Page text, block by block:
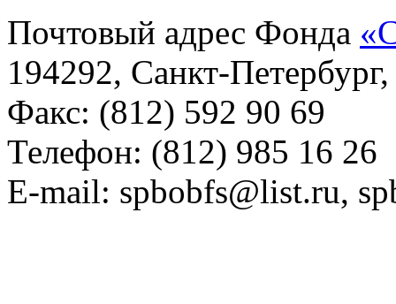
Почтовый адрес Фонда
194292, Санкт-
Факс: (812) 592 90 69
Телефон: (812) 985 16 26
E-mail: spbobfs@list.ru,